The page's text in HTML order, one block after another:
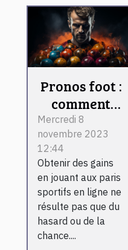
Pronos foot :
comment
devenir un
expert ?
Mercredi 8
novembre 2023
12:44
Obtenir des gains
en jouant aux paris
sportifs en ligne ne
résulte pas que du
hasard ou de la
chance....